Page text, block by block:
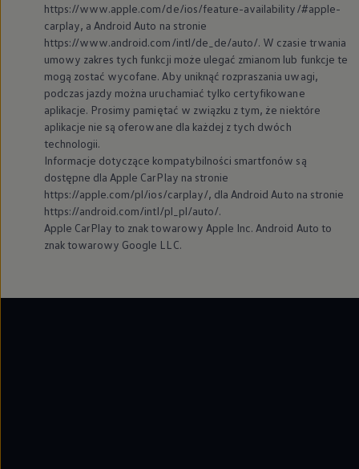
https://www.apple.com/de/ios/feature-availability/#apple-
carplay, a Android Auto na stronie
https://www.android.com/intl/de_de/auto/. W czasie trwania
umowy zakres tych funkcji może ulegać zmianom lub funkcje te
mogą zostać wycofane. Aby uniknąć rozpraszania uwagi,
podczas jazdy można uruchamiać tylko certyfikowane
aplikacje. Prosimy pamiętać w związku z tym, że niektóre
aplikacje nie są oferowane dla każdej z tych dwóch
technologii.
Informacje dotyczące kompatybilności smartfonów są
dostępne dla Apple CarPlay na stronie
https://apple.com/pl/ios/carplay/, dla Android Auto na stronie
https://android.com/intl/pl_pl/auto/.
Apple CarPlay to znak towarowy Apple Inc. Android Auto to
znak towarowy Google LLC.